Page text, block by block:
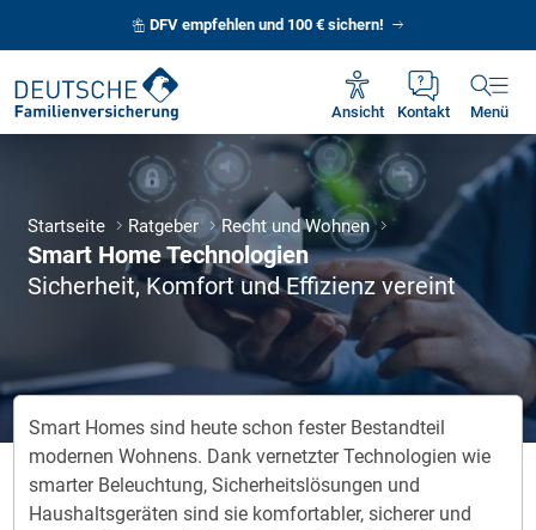
DFV empfehlen und 100 € sichern!
Kontakt
Ansicht Menü
Mo - Fr 09:00 - 18:30 Uhr
Startseite Ratgeber Recht und Wohnen
Smart Home Technologien
Sicherheit, Komfort und Effizienz vereint
Smart Homes sind heute schon fester Bestandteil
modernen Wohnens. Dank vernetzter Technologien wie
smarter Beleuchtung, Sicherheitslösungen und
Haushaltsgeräten sind sie komfortabler, sicherer und